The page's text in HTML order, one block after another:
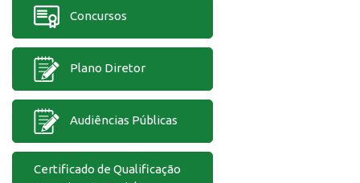
Concursos
Plano Diretor
Audiências Públicas
Certificado de Qualificação